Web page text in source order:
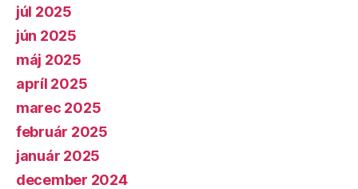
júl 2025
jún 2025
máj 2025
apríl 2025
marec 2025
február 2025
január 2025
december 2024